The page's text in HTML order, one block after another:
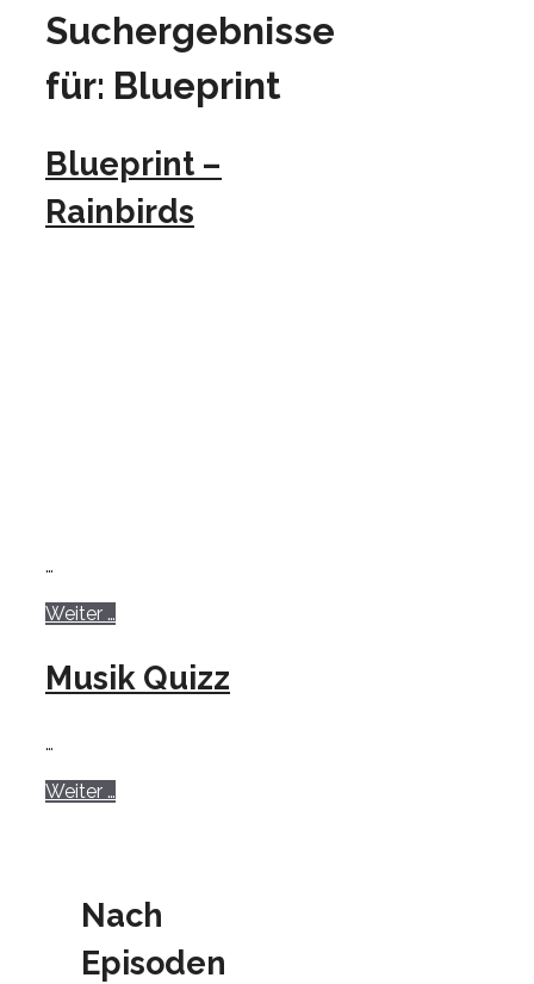
Suchergebnisse
für: Blueprint
Blueprint –
Rainbirds
…
Weiter …
Musik Quizz
…
Weiter …
Nach
Episoden